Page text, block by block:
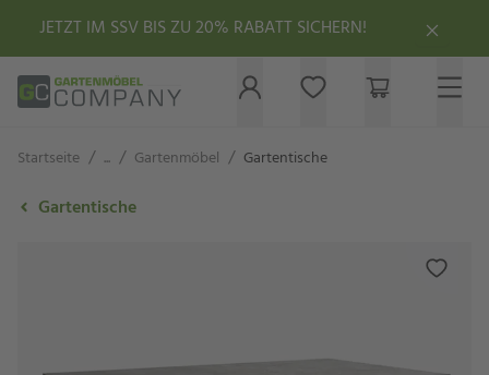
JETZT IM SSV BIS ZU 20% RABATT SICHERN!
Startseite / ... / Gartenmöbel / Gartentische
Gartentische